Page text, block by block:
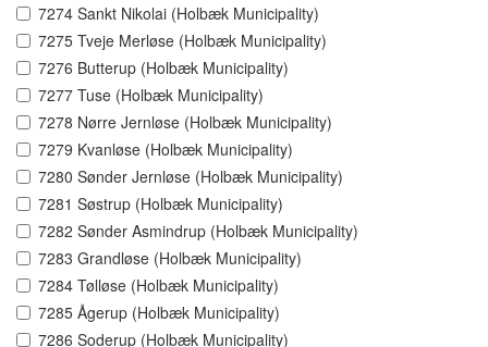
7274 Sankt Nikolai (Holbæk Municipality)
7275 Tveje Merløse (Holbæk Municipality)
7276 Butterup (Holbæk Municipality)
7277 Tuse (Holbæk Municipality)
7278 Nørre Jernløse (Holbæk Municipality)
7279 Kvanløse (Holbæk Municipality)
7280 Sønder Jernløse (Holbæk Municipality)
7281 Søstrup (Holbæk Municipality)
7282 Sønder Asmindrup (Holbæk Municipality)
7283 Grandløse (Holbæk Municipality)
7284 Tølløse (Holbæk Municipality)
7285 Ågerup (Holbæk Municipality)
7286 Soderup (Holbæk Municipality)